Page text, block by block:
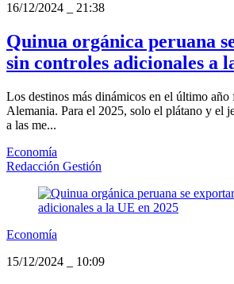
16/12/2024 21:38
Quinua orgánica peruana
sin controles adicionales a
Los destinos más dinámicos en el último
Alemania. Para el 2025, solo el plátano y el
a las me...
Economía
Redacción Gestión
Economía
15/12/2024
10:09